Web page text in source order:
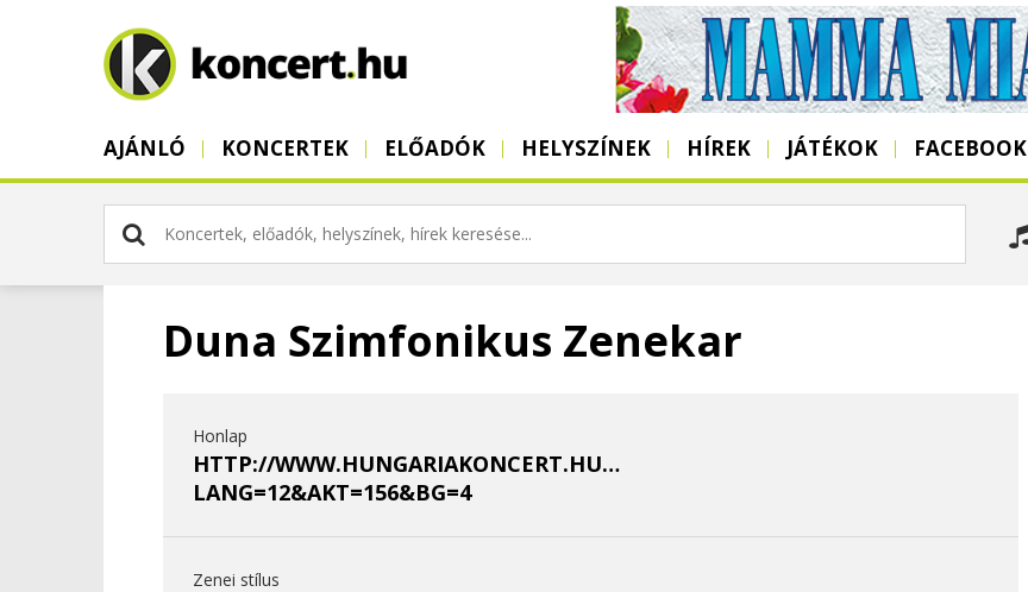
AJÁNLÓ KONCERTEK ELŐADÓK HELYSZÍNEK HÍREK JÁTÉKOK FACEBOOK
Duna Szimfonikus Zenekar
Honlap
HTTP://WWW.HUNGARIAKONCERT.HU/INDEX.PHP?
LANG=12&AKT=156&BG=4
Zenei stílus